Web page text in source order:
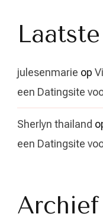
julesenmarie op
een Datingsite
Sherlyn thailand
een Datingsite
Archief